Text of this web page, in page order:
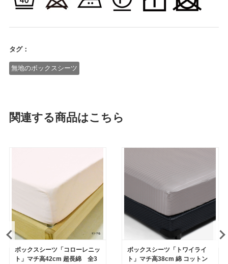
タグ：
無地のボックスシーツ
関連する商品はこちら
ボックスシーツ「コローレニッ
ト」マチ高42cm 超長綿 全3
ボックスシーツ「トワイライ
ト」マチ高38cm 綿 コットン